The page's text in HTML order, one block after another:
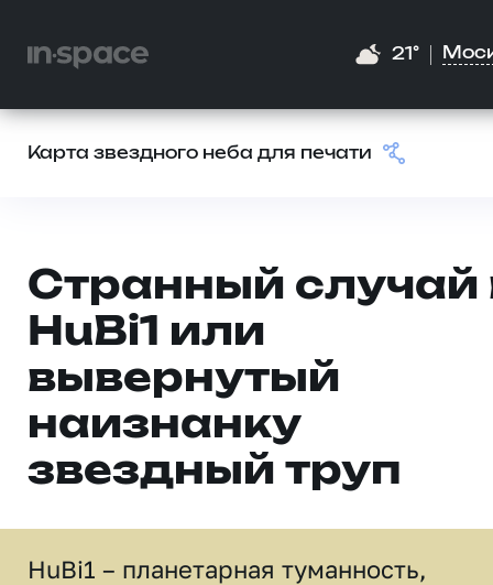
21°
Карта звездного неба для печати
Странный случай
HuBi1 или
вывернутый
наизнанку
звездный труп
HuBi1 – планетарная туманность,